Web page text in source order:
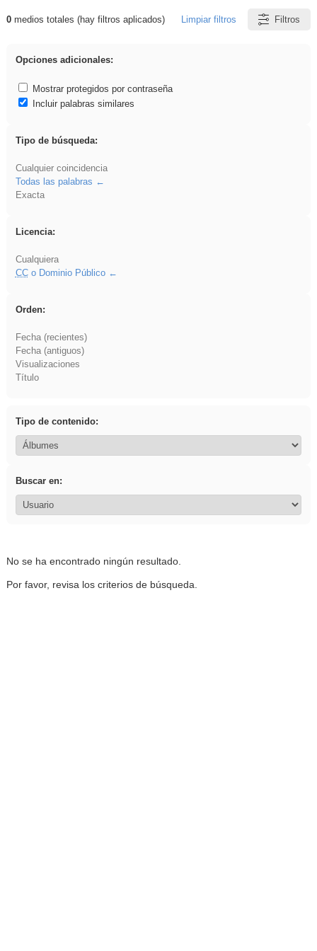
Resultados de: vidriera
0medios totales (hay filtros aplicados) Limpiar filtros Filtros
Opciones adicionales:
Mostrar protegidos por contraseña
Incluir palabras similares
Tipo de búsqueda:
Cualquier coincidencia
Todas las palabras
Exacta
Licencia:
Cualquiera
CCo Dominio Público
Orden:
Fecha (recientes)
Fecha (antiguos)
Visualizaciones
Título
Tipo de contenido:
Buscar en:
No se ha encontrado ningún resultado.
Por favor, revisa los criterios de búsqueda.